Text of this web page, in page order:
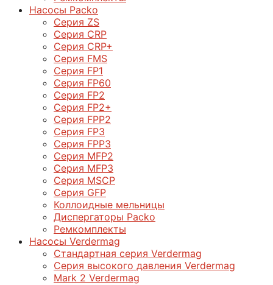
Насосы Packo
Серия ZS
Серия CRP
Серия CRP+
Серия FMS
Серия FP1
Серия FP60
Серия FP2
Серия FP2+
Серия FPP2
Серия FP3
Серия FPP3
Серия МFP2
Серия МFP3
Серия MSCP
Серия GFP
Коллоидные мельницы
Диспергаторы Packo
Ремкомплекты
Насосы Verdermag
Стандартная серия Verdermag
Серия высокого давления Verdermag
Mark 2 Verdermag